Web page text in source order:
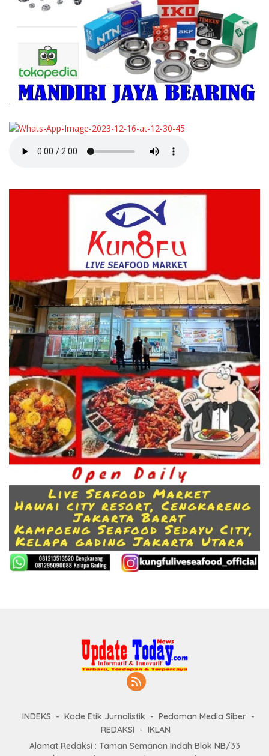
INDEKS Kode Etik Jurnalistik
Pedoman Media Siber
REDAKSI
IKLAN
Alamat Redaksi : Taman Semanan Indah Blok NB/33